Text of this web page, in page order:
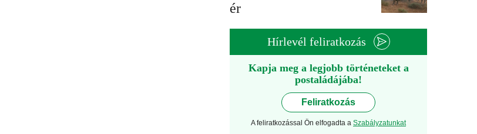
ér
Hírlevél feliratkozás
Kapja meg a legjobb történeteket a
postaládájába!
Feliratkozás
A feliratkozással Ön elfogadta a Szabályzatunkat